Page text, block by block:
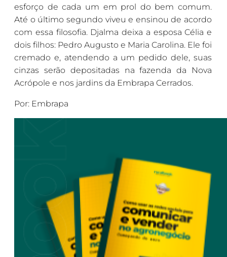
esforço de cada um em prol do bem comum.
Até o último segundo viveu e ensinou de acordo
com essa filosofia. Djalma deixa a esposa Célia e
dois filhos: Pedro Augusto e Maria Carolina. Ele foi
cremado e, atendendo a um pedido dele, suas
cinzas serão depositadas na fazenda da Nova
Acrópole e nos jardins da Embrapa Cerrados.
Por: Embrapa